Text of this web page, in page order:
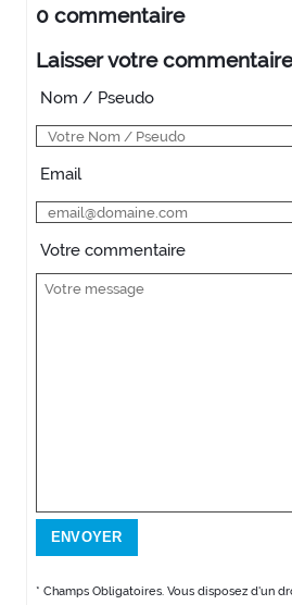
0 commentaire
Laisser votre commentaire
Nom / Pseudo
Email
Votre commentaire
* Champs Obligatoires. Vous disposez d'un